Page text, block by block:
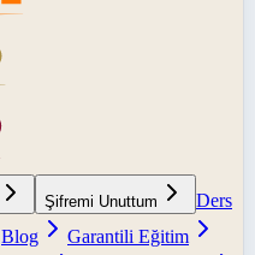
Şifremi Unuttum
Ders
Blog
Garantili Eğitim